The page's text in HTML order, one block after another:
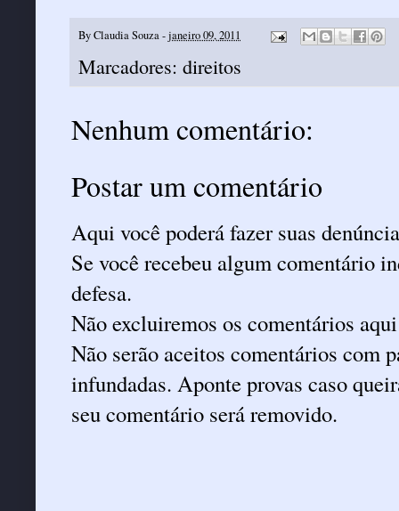
ByClaudia Souza-janeiro 09, 2011
Marcadores: direitos
Nenhum comentário:
Postar um comentário
Aqui você poderá fazer suas
Se você recebeu algum comentário
defesa.
Não excluiremos os comentários
Não serão aceitos comentários com
infundadas. Aponte provas caso
seu comentário será removido.